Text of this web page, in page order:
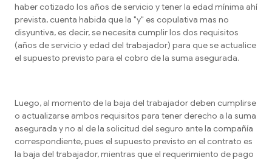
haber cotizado los años de servicio y tener la edad mínima ahí
prevista, cuenta habida que la "y" es copulativa mas no
disyuntiva, es decir, se necesita cumplir los dos requisitos
(años de servicio y edad del trabajador) para que se actualice
el supuesto previsto para el cobro de la suma asegurada.
Luego, al momento de la baja del trabajador deben cumplirse
o actualizarse ambos requisitos para tener derecho a la suma
asegurada y no al de la solicitud del seguro ante la compañía
correspondiente, pues el supuesto previsto en el contrato es
la baja del trabajador, mientras que el requerimiento de pago